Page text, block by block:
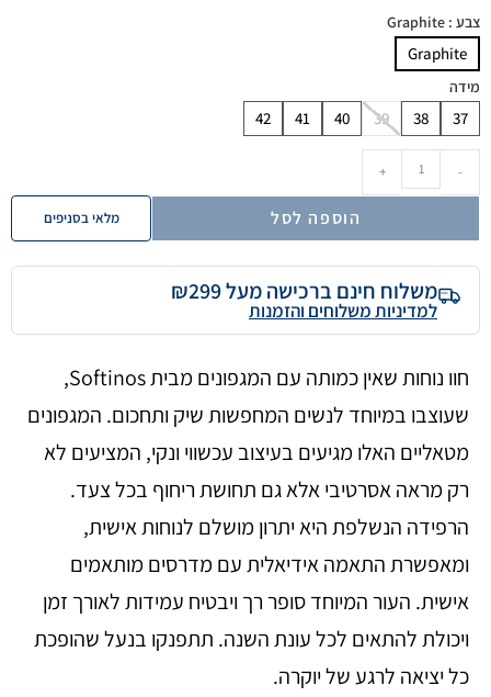
צבע : Graphite
Graphite
מידה
37
38
39
40
41
42
-
+
הוספה לסל מלאי בסניפים
משלוח חינם ברכישה מעל ₪299
למדיניות משלוחים והזמנות
חוו נוחות שאין כמותה עם המגפונים מבית Softinos,
שעוצבו במיוחד לנשים המחפשות שיק ותחכום. המגפונים
מטאליים האלו מגיעים בעיצוב עכשווי ונקי, המציעים לא
רק מראה אסרטיבי אלא גם תחושת ריחוף בכל צעד.
הרפידה הנשלפת היא יתרון מושלם לנוחות אישית,
ומאפשרת התאמה אידיאלית עם מדרסים מותאמים
אישית. העור המיוחד סופר רך ויבטיח עמידות לאורך זמן
ויכולת להתאים לכל עונת השנה. תתפנקו בנעל שהופכת
כל יציאה לרגע של יוקרה.